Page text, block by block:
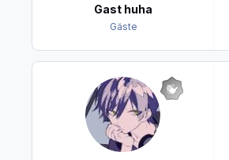
Gast huha
Gäste